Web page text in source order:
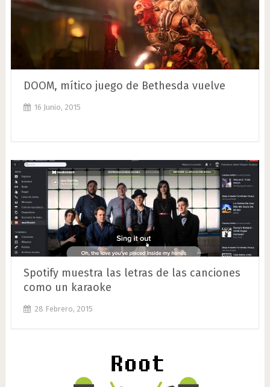
DOOM, mítico juego de Bethesda vuelve
16 Junio, 2015
Spotify muestra las letras de las canciones
como un karaoke
28 Febrero, 2015